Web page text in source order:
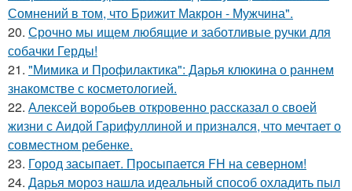
Сомнений в том, что Брижит Макрон - Мужчина".
20. Срочно мы ищем любящие и заботливые ручки для
собачки Герды!
21. "Мимика и Профилактика": Дарья клюкина о раннем
знакомстве с косметологией.
22. Алексей воробьев откровенно рассказал о своей
жизни с Аидой Гарифуллиной и признался, что мечтает о
совместном ребенке.
23. Город засыпает. Просыпается FH на северном!
24. Дарья мороз нашла идеальный способ охладить пыл